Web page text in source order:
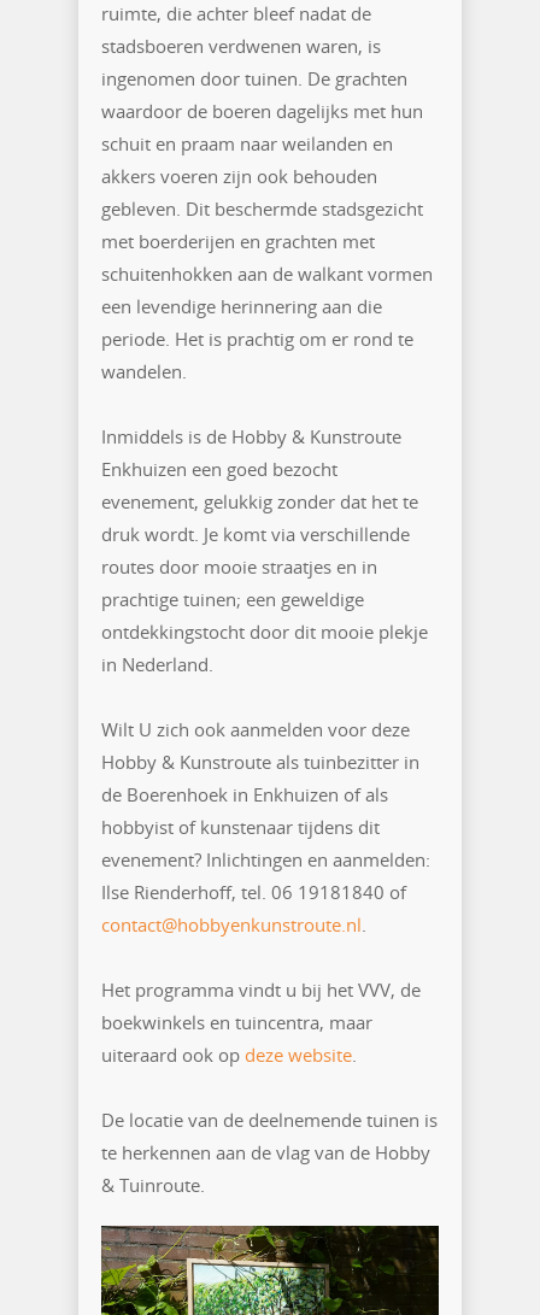
ruimte, die achter bleef nadat de
stadsboeren verdwenen waren, is
ingenomen door tuinen. De grachten
waardoor de boeren dagelijks met hun
schuit en praam naar weilanden en
akkers voeren zijn ook behouden
gebleven. Dit beschermde stadsgezicht
met boerderijen en grachten met
schuitenhokken aan de walkant vormen
een levendige herinnering aan die
periode. Het is prachtig om er rond te
wandelen.
Inmiddels is de Hobby & Kunstroute
Enkhuizen een goed bezocht
evenement, gelukkig zonder dat het te
druk wordt. Je komt via verschillende
routes door mooie straatjes en in
prachtige tuinen; een geweldige
ontdekkingstocht door dit mooie plekje
in Nederland.
Wilt U zich ook aanmelden voor deze
Hobby & Kunstroute als tuinbezitter in
de Boerenhoek in Enkhuizen of als
hobbyist of kunstenaar tijdens dit
evenement? Inlichtingen en aanmelden:
Ilse Rienderhoff, tel. 06 19181840 of
contact@hobbyenkunstroute.nl.
Het programma vindt u bij het VVV, de
boekwinkels en tuincentra, maar
uiteraard ook op deze website.
De locatie van de deelnemende tuinen is
te herkennen aan de vlag van de Hobby
& Tuinroute.